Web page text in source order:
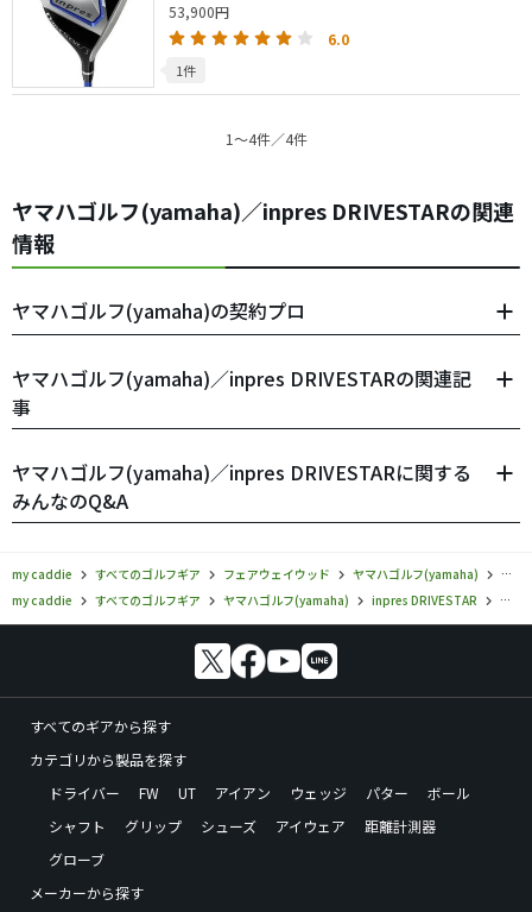
53,900円
6.0
1件
1〜4件／4件
ヤマハゴルフ(yamaha)／inpres DRIVESTARの関連
情報
ヤマハゴルフ(yamaha)の契約プロ
ヤマハゴルフ(yamaha)／inpres DRIVESTARの関連記
事
ヤマハゴルフ(yamaha)／inpres DRIVESTARに関する
みんなのQ&A
my caddie すべてのゴルフギア フェアウェイウッド ヤマハゴルフ(yamaha)
ヤマ
my caddie
すべてのゴルフギア ヤマハゴルフ(yamaha) inpres DRIVESTAR ヤマ
すべてのギアから探す
カテゴリから製品を探す
ドライバー
FW UT アイアン ウェッジ パター
ボール
シャフト
グリップ シューズ アイウェア
距離計測器
グローブ
メーカーから探す